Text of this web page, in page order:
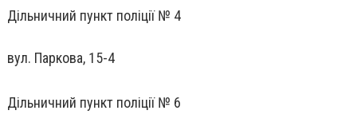
Дільничний пункт поліції № 4
вул. Паркова, 15-4
Дільничний пункт поліції № 6